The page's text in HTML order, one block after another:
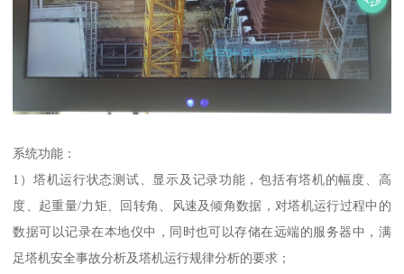
系统功能：
1）塔机运行状态测试、显示及记录功能，包括有塔机的幅度、高
度、起重量/力矩、回转角、风速及倾角数据，对塔机运行过程中的
数据可以记录在本地仪中，同时也可以存储在远端的服务器中，满
足塔机安全事故分析及塔机运行规律分析的要求；